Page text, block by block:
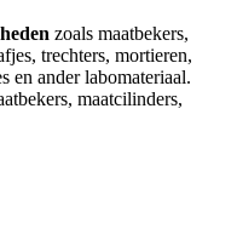
zoals maatbekers,
trechters, mortieren,
en ander labomateriaal.
maatcilinders,